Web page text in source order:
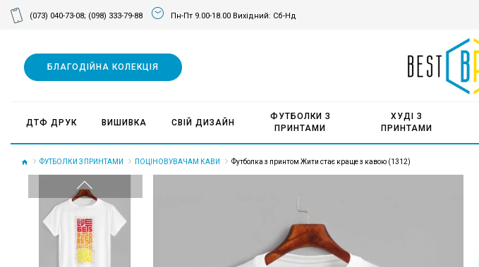
(073) 040-73-08; (098) 333-79-88 Пн-Пт 9.00-18.00 Вихідний: Сб-Нд
БЛАГОДІЙНА КОЛЕКЦІЯ
ДТФ ДРУК ВИШИВКА СВІЙ ДИЗАЙН
ФУТБОЛКИ З
ПРИНТАМИ
ХУДІ З
ПРИНТАМИ
ФУТБОЛКИ З ПРИНТАМИ ПОЦІНОВУВАЧАМ КАВИ Футболка з принтом Жити стає краще з кавою (1312)